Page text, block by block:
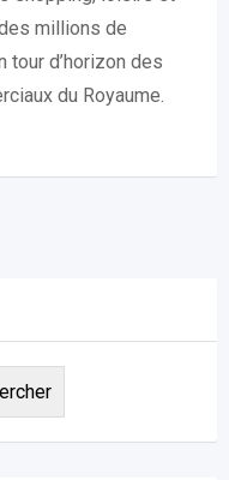
millions de
tour d’horizon des
du Royaume.